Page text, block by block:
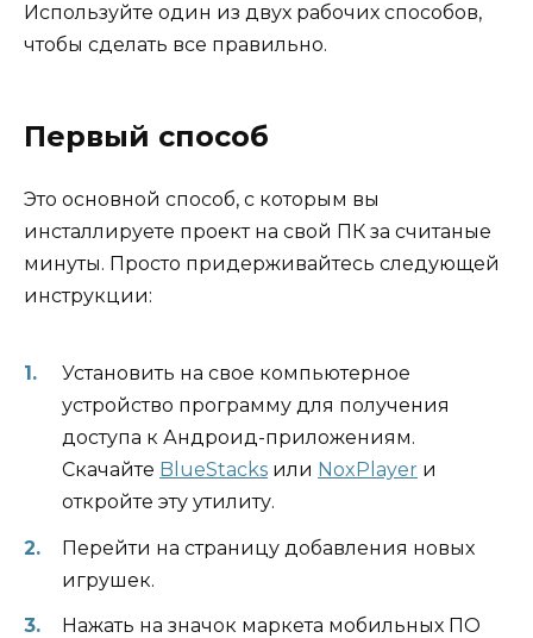
Используйте один из двух рабочих способов,
чтобы сделать все правильно.
Первый способ
Это основной способ, с которым вы
инсталлируете проект на свой ПК за считаные
минуты. Просто придерживайтесь следующей
инструкции:
Установить на свое компьютерное
устройство программу для получения
доступа к Андроид-приложениям.
Скачайте BlueStacks или NoxPlayer и
откройте эту утилиту.
Перейти на страницу добавления новых
игрушек.
Нажать на значок маркета мобильных ПО